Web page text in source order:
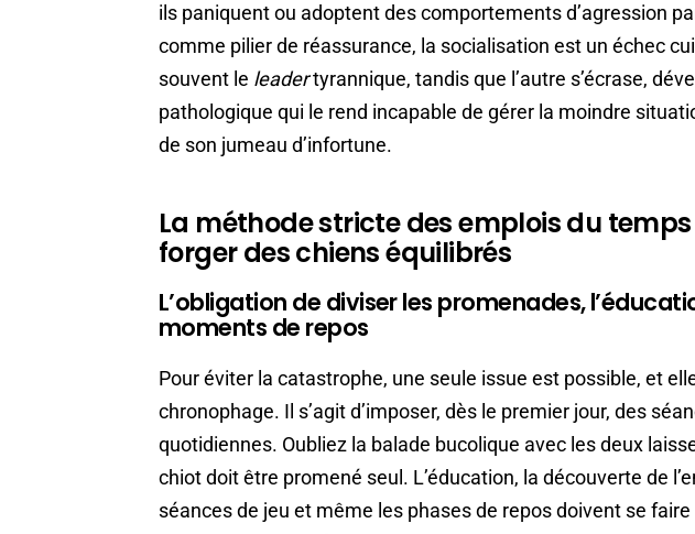
ils paniquent ou adoptent des comportements d’agression
comme pilier de réassurance, la socialisation est un échec
souvent le leadertyrannique, tandis que l’autre s’écrase,
pathologique qui le rend incapable de gérer la moindre
de son jumeau d’infortune.
La méthode stricte des emplois du
forger des chiens équilibrés
L’obligation de diviser les promenades,
moments de repos
Pour éviter la catastrophe, une seule issue est possible, et
chronophage. Il s’agit d’imposer, dès le premier jour, des
quotidiennes. Oubliez la balade bucolique avec les deux
chiot doit être promené seul. L’éducation, la découverte de
séances de jeu et même les phases de repos doivent se